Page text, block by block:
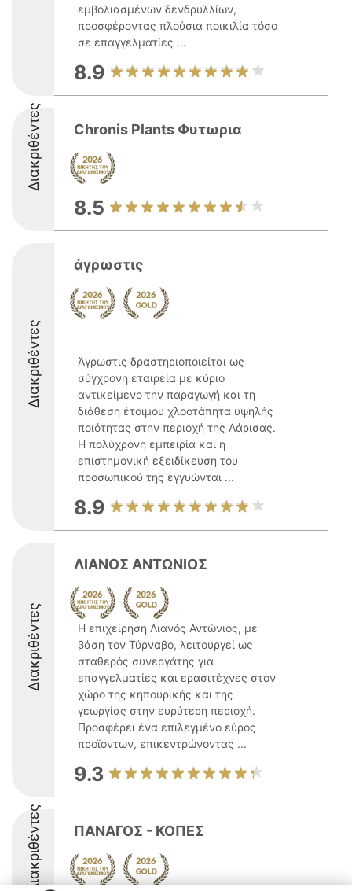
εμβολιασμένων δενδρυλλίων,
προσφέροντας πλούσια ποικιλία τόσο
σε επαγγελματίες ...
8.9
Διακριθέντες Chronis Plants Φυτωρια
8.5
Διακριθέντες
άγρωστις
Άγρωστις δραστηριοποιείται ως
σύγχρονη εταιρεία με κύριο
αντικείμενο την παραγωγή και τη
διάθεση έτοιμου χλοοτάπητα υψηλής
ποιότητας στην περιοχή της Λάρισας.
Η πολύχρονη εμπειρία και η
επιστημονική εξειδίκευση του
προσωπικού της εγγυώνται ...
8.9
Διακριθέντες
ΛΙΑΝΟΣ ΑΝΤΩΝΙΟΣ
Η επιχείρηση Λιανός Αντώνιος, με
βάση τον Τύρναβο, λειτουργεί ως
σταθερός συνεργάτης για
επαγγελματίες και ερασιτέχνες στον
χώρο της κηπουρικής και της
γεωργίας στην ευρύτερη περιοχή.
Προσφέρει ένα επιλεγμένο εύρος
προϊόντων, επικεντρώνοντας ...
9.3
Διακριθέντες ΠΑΝΑΓΟΣ - ΚΟΠΕΣ